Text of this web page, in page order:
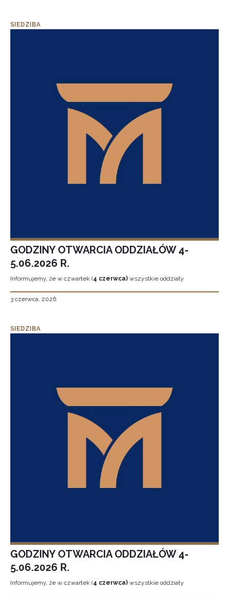
SIEDZIBA
GODZINY OTWARCIA ODDZIAŁÓW 4-
5.06.2026 R.
Informujemy, że w czwartek (4 czerwca) wszystkie oddziały
3 czerwca, 2026
SIEDZIBA
GODZINY OTWARCIA ODDZIAŁÓW 4-
5.06.2026 R.
Informujemy, że w czwartek (4 czerwca) wszystkie oddziały